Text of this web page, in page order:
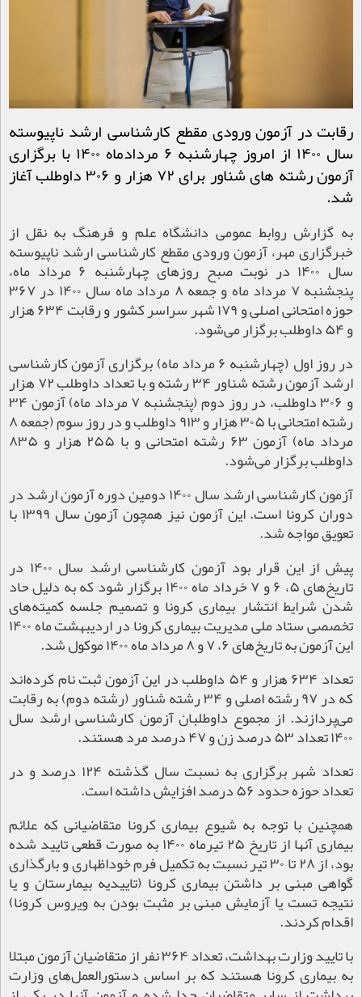
رقابت در آزمون ورودی مقطع کارشناسی ارشد ناپیوسته
سال ۱۴۰۰ از امروز چهارشنبه ۶ مردادماه ۱۴۰۰ با برگزاری
آزمون رشته های شناور برای ۷۲ هزار و ۳۰۶ داوطلب آغاز
شد.
به گزارش روابط عمومی دانشگاه علم و فرهنگ به نقل از
خبرگزاری مهر، آزمون ورودی مقطع کارشناسی ارشد ناپیوسته
سال ۱۴۰۰ در نوبت صبح روزهای چهارشنبه ۶ مرداد ماه،
پنجشنبه ۷ مرداد ماه و جمعه ۸ مرداد ماه سال ۱۴۰۰ در ۳۶۷
حوزه امتحانی اصلی و ۱۷۹ شهر سراسر کشور و رقابت ۶۳۴ هزار
و ۵۴ داوطلب برگزار می‌شود.
در روز اول (چهارشنبه ۶ مرداد ماه) برگزاری آزمون کارشناسی
ارشد آزمون رشته شناور ۳۴ رشته و با تعداد داوطلب ۷۲ هزار
و ۳۰۶ داوطلب، در روز دوم (پنجشنبه ۷ مرداد ماه) آزمون ۳۴
رشته امتحانی با ۳۰۵ هزار و ۹۱۳ داوطلب و در روز سوم (جمعه ۸
مرداد ماه) آزمون ۶۳ رشته امتحانی و با ۲۵۵ هزار و ۸۳۵
داوطلب برگزار می‌شود.
آزمون کارشناسی ارشد سال ۱۴۰۰ دومین دوره آزمون ارشد در
دوران کرونا است. این آزمون نیز همچون آزمون سال ۱۳۹۹ با
تعویق مواجه شد.
پیش از این قرار بود آزمون کارشناسی ارشد سال ۱۴۰۰ در
تاریخ‌های ۵، ۶ و ۷ خرداد ماه ۱۴۰۰ برگزار شود که به دلیل حاد
شدن شرایط انتشار بیماری کرونا و تصمیم جلسه کمیته‌های
تخصصی ستاد ملی مدیریت بیماری کرونا در اردیبهشت ماه ۱۴۰۰
این آزمون به تاریخ‌های ۶، ۷ و ۸ مرداد ماه ۱۴۰۰ موکول شد.
تعداد ۶۳۴ هزار و ۵۴ داوطلب در این آزمون ثبت نام کرده‌اند
که در ۹۷ رشته اصلی و ۳۴ رشته شناور (رشته دوم) به رقابت
می‌پردازند. از مجموع داوطلبان آزمون کارشناسی ارشد سال
۱۴۰۰ تعداد ۵۳ درصد زن و ۴۷ درصد مرد هستند.
تعداد شهر برگزاری به نسبت سال گذشته ۱۲۴ درصد و در
تعداد حوزه حدود ۵۶ درصد افزایش داشته است.
همچنین با توجه به شیوع بیماری کرونا متقاضیانی که علائم
بیماری آنها از تاریخ ۲۵ تیرماه ۱۴۰۰ به صورت قطعی تایید شده
بود، از ۲۸ تا ۳۰ تیر نسبت به تکمیل فرم خوداظهاری و بارگذاری
گواهی مبنی بر داشتن بیماری کرونا (تاییدیه بیمارستان و یا
نتیجه تست یا آزمایش مبنی بر مثبت بودن به ویروس کرونا)
اقدام کردند.
با تایید وزارت بهداشت، تعداد ۳۶۴ نفر از متقاضیان آزمون مبتلا
به بیماری کرونا هستند که بر اساس دستورالعمل‌های وزارت